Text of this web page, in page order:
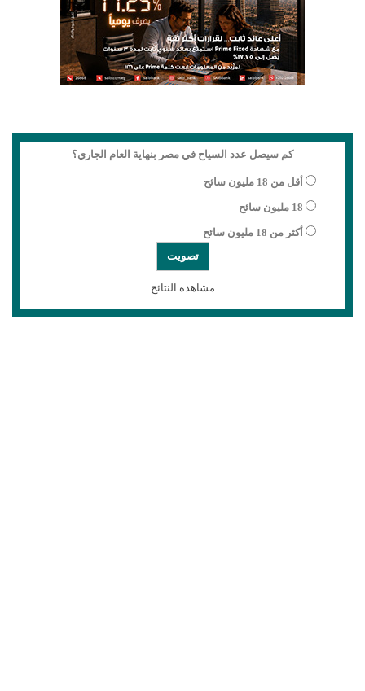
كم سيصل عدد السياح في مصر بنهاية العام الجاري؟
أقل من 18 مليون سائح
18 مليون سائح
أكثر من 18 مليون سائح
مشاهدة النتائج